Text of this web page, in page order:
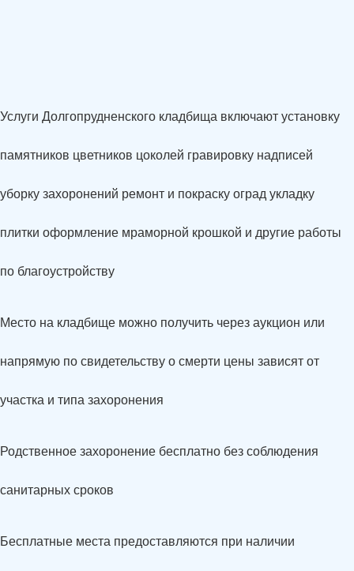
Услуги Долгопрудненского кладбища включают установку
памятников цветников цоколей гравировку надписей
уборку захоронений ремонт и покраску оград укладку
плитки оформление мраморной крошкой и другие работы
по благоустройству
Место на кладбище можно получить через аукцион или
напрямую по свидетельству о смерти цены зависят от
участка и типа захоронения
Родственное захоронение бесплатно без соблюдения
санитарных сроков
Бесплатные места предоставляются при наличии